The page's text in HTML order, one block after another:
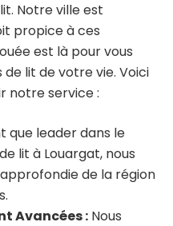
Notre ville est
propice à ces
est là pour vous
lit de votre vie. Voici
notre service :
que leader dans le
lit à Louargat, nous
de la région
Avancées : Nous